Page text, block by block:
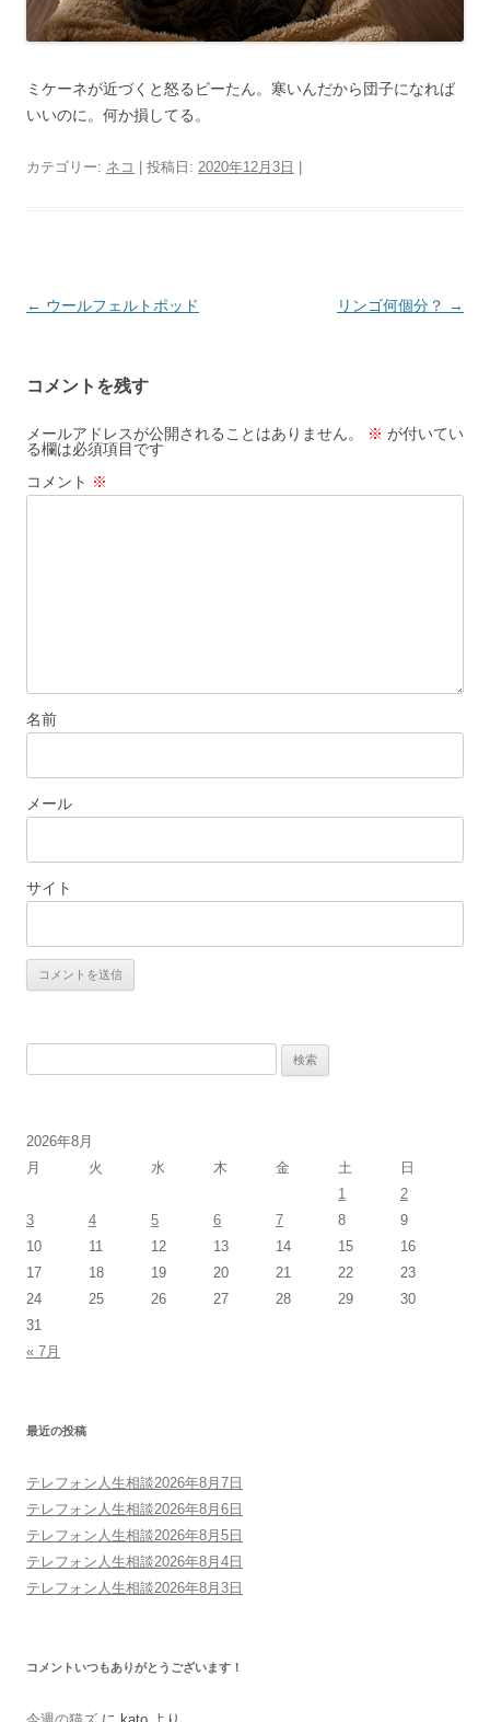
ミケーネが近づくと怒るビーたん。寒いんだから団子になれば
いいのに。何か損してる。
カテゴリー: ネコ | 投稿日: 2020年12月3日 |
投
ビ
ゲ
ー
シ
← ウールフェルトポッド リンゴ何個分？ →
コメントを残す
メールアドレスが公開されることはありません。 ※ が付いてい
る欄は必須項目です
コメント ※
名前
メール
サイト
索:
2026年8月
月
火 水 木 金 土
日
1
2
3
4 5 6 7 8
9
10
11 12 13 14 15
16
17
18 19 20 21 22
23
24
25 26 27 28 29
30
31
« 7月
最近の投稿
テレフォン人生相談2026年8月7日
テレフォン人生相談2026年8月6日
テレフォン人生相談2026年8月5日
テレフォン人生相談2026年8月4日
テレフォン人生相談2026年8月3日
コメントいつもありがとうございます！